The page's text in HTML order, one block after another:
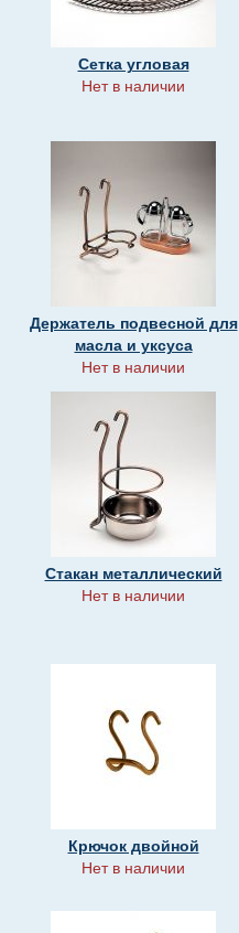
Сетка угловая
Нет в наличии
Держатель подвесной для
масла и уксуса
Нет в наличии
Стакан металлический
Нет в наличии
Крючок двойной
Нет в наличии